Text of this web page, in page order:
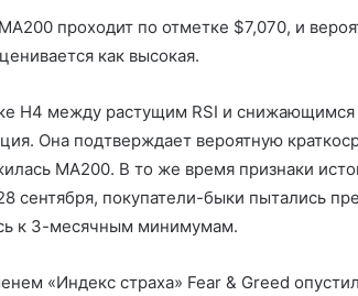
проходит по отметке $7,070, и
как высокая.
H4 между растущим RSI и
Она подтверждает вероятную
MA200. В то же время признаки
сентября, покупатели-быки пытались
к 3-месячным минимумам.
«Индекс страха» Fear & Greed